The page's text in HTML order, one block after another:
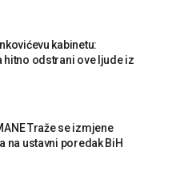
kabinetu:
hitno odstrani ove ljude iz
Traže se izmjene
na ustavni poredak BiH